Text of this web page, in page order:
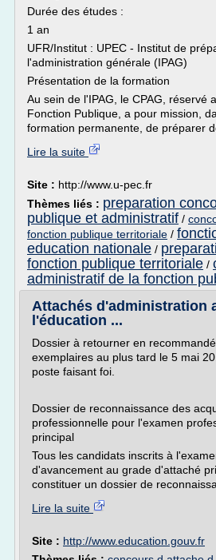
Durée des études :
1 an
UFR/Institut : UPEC - Institut de
l'administration générale (IPAG)
Présentation de la formation
Au sein de l'IPAG, le CPAG, réservé
Fonction Publique, a pour mission,
formation permanente, de préparer
Lire la suite
Site : http://www.u-pec.fr
Thèmes liés : preparation
publique et administratif /
fonction publique territoriale /
education nationale /
fonction publique territoriale /
administratif de la fonction
Attachés d'administration
l'éducation ...
Dossier à retourner en
exemplaires au plus tard le 5 mai
poste faisant foi.
Dossier de reconnaissance des
professionnelle pour l'examen
principal
Tous les candidats inscrits à
d'avancement au grade d'attaché
constituer un dossier de
Lire la suite
Site : http://www.education.gouv.fr